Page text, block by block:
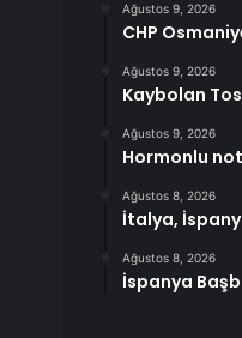
Ağustos 9, 2026
CHP
Ağustos 9, 2026
Kaybolan
Ağustos 9, 2026
Hormonlu
Ağustos 8, 2026
İtalya,
Ağustos 8, 2026
İspanya